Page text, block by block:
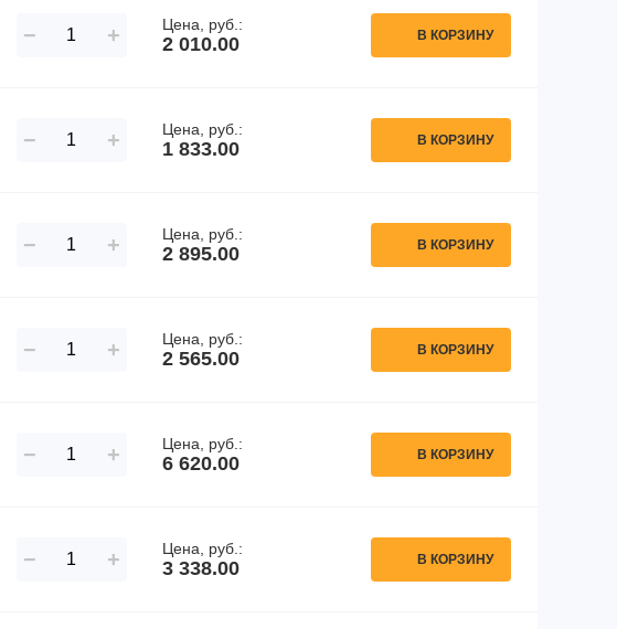
− + Цена, руб.:
2 010.00 В КОРЗИНУ
− + Цена, руб.:
1 833.00 В КОРЗИНУ
− + Цена, руб.:
2 895.00 В КОРЗИНУ
− + Цена, руб.:
2 565.00 В КОРЗИНУ
− + Цена, руб.:
6 620.00 В КОРЗИНУ
− + Цена, руб.:
3 338.00 В КОРЗИНУ